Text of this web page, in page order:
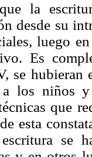
la
desde su
luego
Es
hubieran
los niños y
que
esta
se